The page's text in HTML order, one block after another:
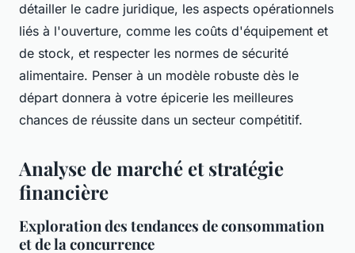
détailler le cadre juridique, les aspects opérationnels
liés à l'ouverture, comme les coûts d'équipement et
de stock, et respecter les normes de sécurité
alimentaire. Penser à un modèle robuste dès le
départ donnera à votre épicerie les meilleures
chances de réussite dans un secteur compétitif.
Analyse de marché et stratégie
financière
Exploration des tendances de consommation
et de la concurrence